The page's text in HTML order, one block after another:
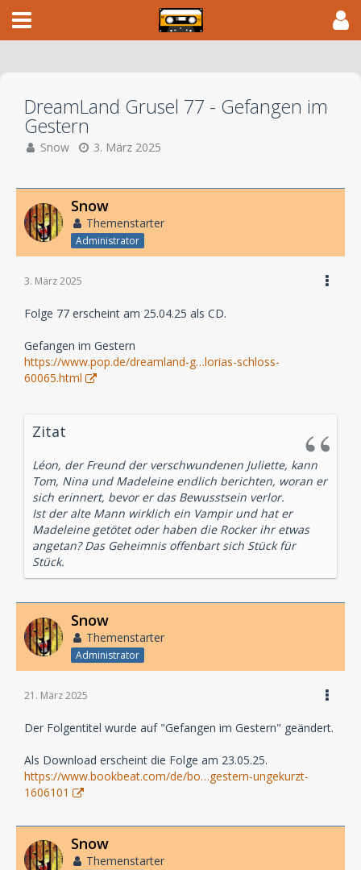
DreamLand Grusel 77 - Gefangen im
Gestern
Snow 3. März 2025
Snow
Themenstarter
Administrator
3. März 2025
Folge 77 erscheint am 25.04.25 als CD.
Gefangen im Gestern
https://www.pop.de/dreamland-g…lorias-schloss-
60065.html
Zitat
Léon, der Freund der verschwundenen Juliette, kann
Tom, Nina und Madeleine endlich berichten, woran er
sich erinnert, bevor er das Bewusstsein verlor.
Ist der alte Mann wirklich ein Vampir und hat er
Madeleine getötet oder haben die Rocker ihr etwas
angetan? Das Geheimnis offenbart sich Stück für
Stück.
Snow
Themenstarter
Administrator
21. März 2025
Der Folgentitel wurde auf "Gefangen im Gestern" geändert.
Als Download erscheint die Folge am 23.05.25.
https://www.bookbeat.com/de/bo…gestern-ungekurzt-
1606101
Snow
Themenstarter